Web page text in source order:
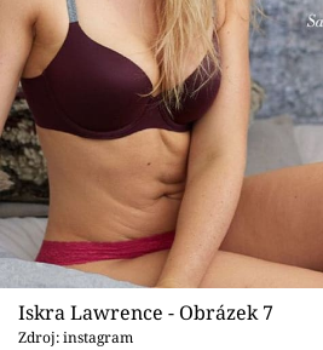
Iskra Lawrence - Obrázek 7
Zdroj: instagram